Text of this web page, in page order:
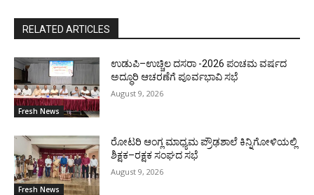
RELATED ARTICLES
Fresh News
ಉಡುಪಿ–ಉಚ್ಚಿಲ ದಸರಾ -2026 ಪಂಚಮ ವರ್ಷದ
ಅದ್ಧೂರಿ ಆಚರಣೆಗೆ ಪೂರ್ವಭಾವಿ ಸಭೆ
August 9, 2026
Fresh News
ರೋಟರಿ ಆಂಗ್ಲ ಮಾಧ್ಯಮ ಪ್ರೌಢಶಾಲೆ ಕಿನ್ನಿಗೋಳಿಯಲ್ಲಿ
ಶಿಕ್ಷಕ–ರಕ್ಷಕ ಸಂಘದ ಸಭೆ
August 9, 2026